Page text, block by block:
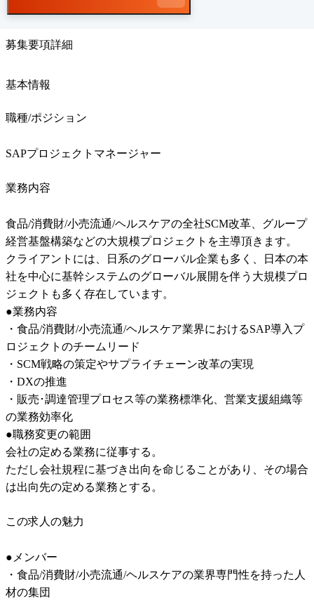
募集要項詳細
基本情報
職種/ポジション
SAPプロジェクトマネージャー
業務内容
食品/消費財/小売流通/ヘルスケアの全社SCM改革、グループ
経営基盤構築などの大規模プロジェクトを主導頂きます。
クライアントには、日系のグローバル企業も多く、日本の本
社を中心に基幹システムのグローバル展開を伴う大規模プロ
ジェクトも多く存在しています。
●業務内容
・食品/消費財/小売流通/ヘルスケア業界におけるSAP導入プ
ロジェクトのチームリード
・SCM戦略の策定やサプライチェーン改革の実現
・DXの推進
・販売･調達管理プロセス等の業務標準化、営業支援組織等
の業務効率化
●職務変更の範囲
会社の定める業務に従事する。
ただし会社規程に基づき出向を命じることがあり、その場合
は出向先の定める業務とする。
この求人の魅力
●メンバー
・食品/消費財/小売流通/ヘルスケアの業界専門性を持った人
材の集団